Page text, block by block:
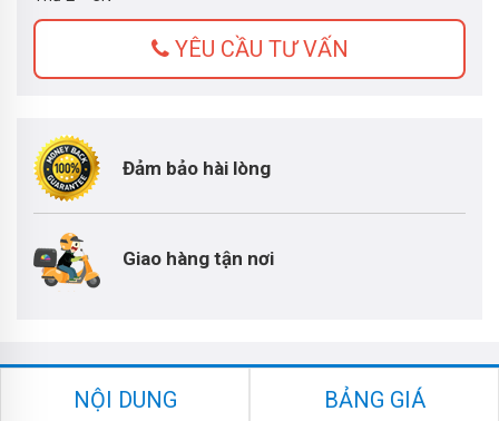
YÊU CẦU TƯ VẤN
Đảm bảo hài lòng
Giao hàng tận nơi
NỘI DUNG BẢNG GIÁ